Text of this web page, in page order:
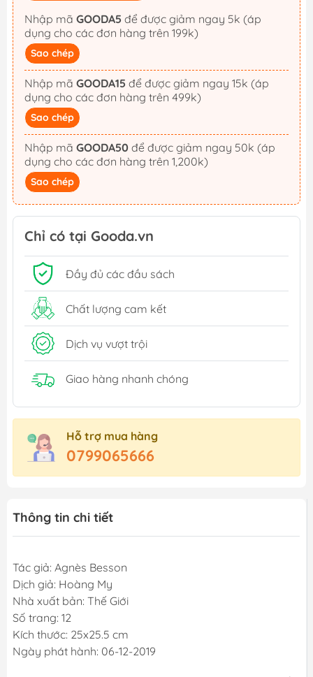
Nhập mã GOODA5
dụng cho các đơn hàng trên 199k)
Sao chép
Nhập mã GOODA15
dụng cho các đơn hàng trên 499k)
Sao chép
Nhập mã GOODA50
dụng cho các đơn hàng trên 1,200k)
Sao chép
Chỉ có tại Gooda.vn
Đầy đủ các đầu sách
Chất lượng cam kết
Dịch vụ vượt trội
Giao hàng nhanh chóng
Hỗ trợ mua hàng
0799065666
Thông tin chi tiết
Tác giả: Agnès Besson
Dịch giả: Hoàng My
Nhà xuất bản: Thế Giới
Số trang: 12
Kích thước: 25x25.5 cm
Ngày phát hành: 06-12-2019